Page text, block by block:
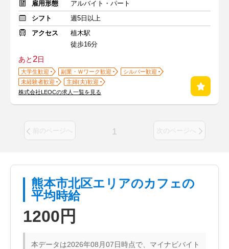
雇用形態
アルバイト・パート
シフト
週5日以上
アクセス
植木駅
徒歩16分
あと2日
大学生歓迎 副業・Ｗワーク歓迎
シルバー歓迎
未経験者歓迎
主婦(夫)歓迎
株式会社LEOCの求人一覧を見る
前のページへ 1 次のページへ
熊本市北区エリアのカフェの
平均時給
1200円
本データは2026年08月07日時点で、マイナビバイト